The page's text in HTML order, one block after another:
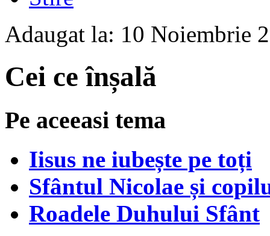
Adaugat la: 10 Noiembrie
Cei ce înșală
Pe aceeasi tema
Iisus ne iubește pe toți
Sfântul Nicolae și
Roadele Duhului Sfânt